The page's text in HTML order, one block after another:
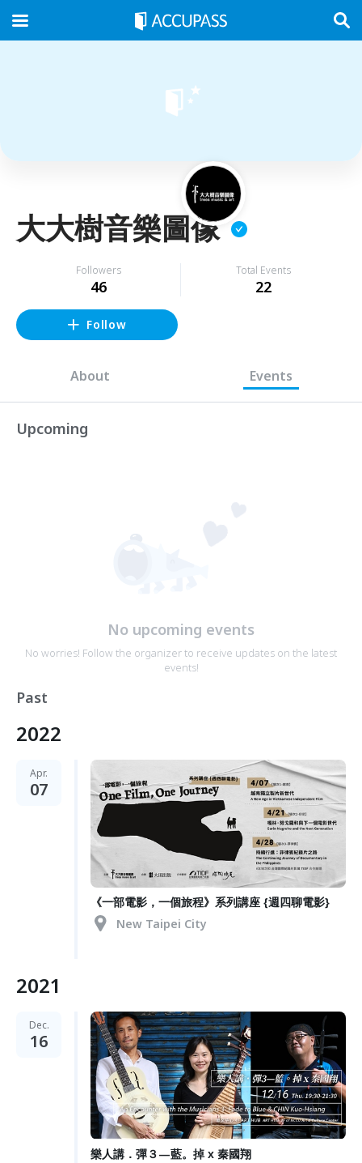
大大樹音樂圖像
Followers
46
Total Events
22
Follow
About Events
Upcoming
No upcoming events
No worries! Follow the organizer to receive updates on the latest
events!
Past
2022
Apr.
07
《一部電影，一個旅程》系列講座 {週四聊電影}
New Taipei City
2021
Dec.
16
樂人講．彈３—藍。掉 x 秦國翔